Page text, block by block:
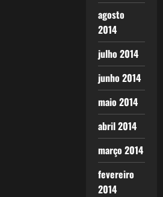
agosto
2014
julho 2014
junho 2014
maio 2014
abril 2014
março 2014
fevereiro
2014